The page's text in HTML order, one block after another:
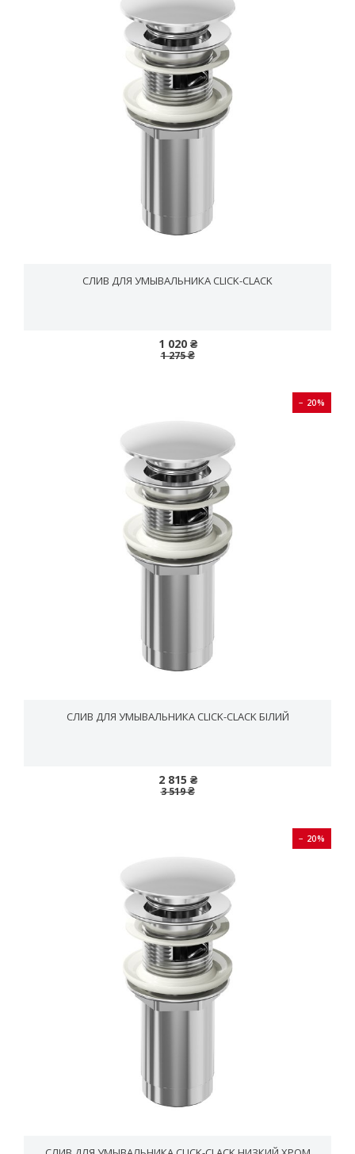
СЛИВ ДЛЯ УМЫВАЛЬНИКА CLICK-CLACK
1 020 ₴
1 275 ₴
− 20%
СЛИВ ДЛЯ УМЫВАЛЬНИКА CLICK-CLACK БІЛИЙ
2 815 ₴
3 519 ₴
− 20%